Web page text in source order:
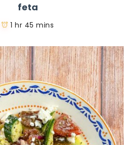
feta
1 hr 45 mins